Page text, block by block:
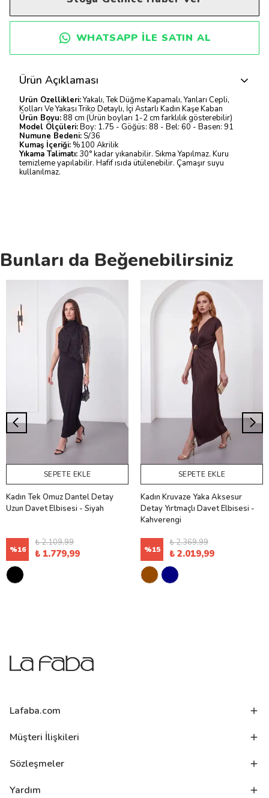
WHATSAPP ILE SATIN AL
Ürün Açıklaması
Ürün Özellikleri:Yakalı, Tek Düğme Kapamalı, Yanları Cepli,
Kolları Ve Yakası Triko Detaylı, İçi Astarlı Kadın Kaşe Kaban
Ürün Boyu: 88 cm (Ürün boyları 1-2 cm farklılık gösterebilir)
Model Ölçüleri:Boy: 1.75 - Göğüs: 88 - Bel: 60 - Basen: 91
Numune Bedeni: S/36
Kumaş İçeriği: %100 Akrilik
Yıkama Talimatı:30° kadar yıkanabilir. Sıkma Yapılmaz. Kuru
temizleme yapılabilir. Hafif ısıda ütülenebilir. Çamaşır suyu
kullanılmaz.
Bunları da Beğenebilirsiniz
SEPETE EKLE
Kadın Tek Omuz Dantel Detay
Uzun Davet Elbisesi - Siyah
%16
₺ 2.109,99
₺ 1.779,99
SEPETE EKLE
Kadın Kruvaze Yaka Aksesur
Detay Yırtmaçlı Davet Elbisesi -
Kahverengi
%15
₺ 2.369,99
₺ 2.019,99
Lafaba.com
Müşteri İlişkileri
Sözleşmeler
Yardım